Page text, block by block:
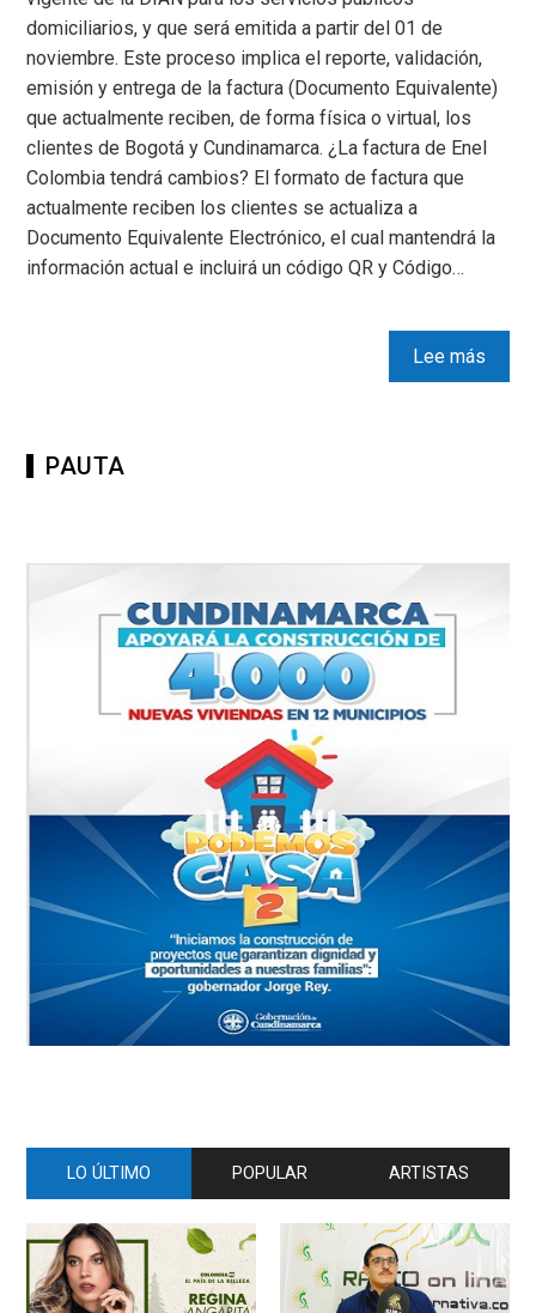
domiciliarios, y que será emitida a partir del 01 de
noviembre. Este proceso implica el reporte, validación,
emisión y entrega de la factura (Documento Equivalente)
que actualmente reciben, de forma física o virtual, los
clientes de Bogotá y Cundinamarca. ¿La factura de Enel
Colombia tendrá cambios? El formato de factura que
actualmente reciben los clientes se actualiza a
Documento Equivalente Electrónico, el cual mantendrá la
información actual e incluirá un código QR y Código…
Lee más
PAUTA
LO ÚLTIMO POPULAR ARTISTAS